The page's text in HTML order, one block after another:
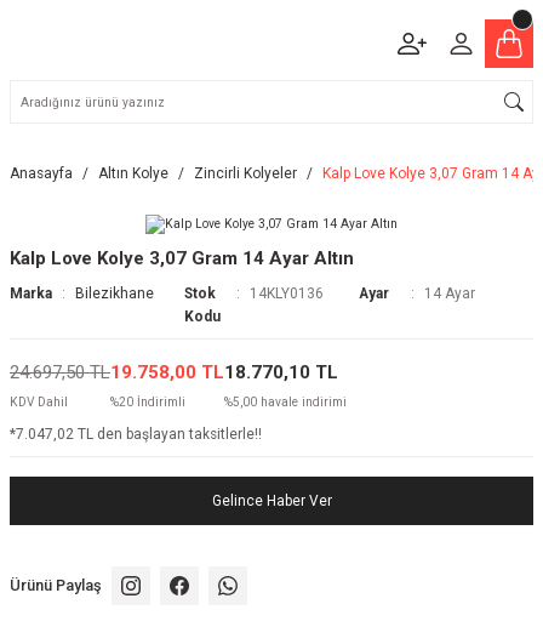
Anasayfa Altın Kolye Zincirli Kolyeler Kalp Love Kolye 3,07 Gram 14
Kalp Love Kolye 3,07 Gram 14 Ayar Altın
Marka Bilezikhane
Stok
Kodu
14KLY0136 Ayar 14 Ayar
24.697,50 TL
KDV Dahil
19.758,00 TL
%20 İndirimli
18.770,10 TL
%5,00 havale indirimi
*7.047,02 TL den başlayan taksitlerle!!
Gelince Haber Ver
Ürünü Paylaş